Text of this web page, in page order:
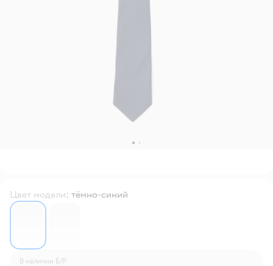
Цвет модели: тёмно-синий
7069250
В наличии Б/Р